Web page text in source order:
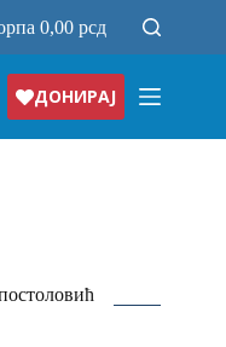
0,00рсд
ДОНИРАЈ